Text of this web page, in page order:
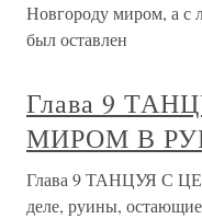
Новгороду миром, а
был оставлен
Глава 9
МИРОМ В
Глава 9 ТАНЦУЯ С
деле, руины,